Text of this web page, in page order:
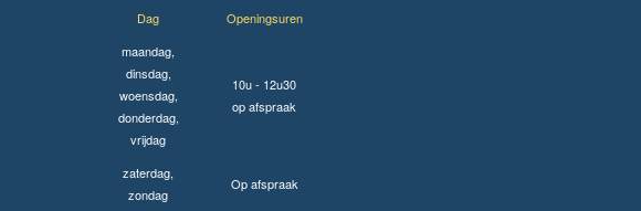
Dag
Openingsuren
maandag,
dinsdag,
woensdag,
donderdag,
vrijdag
10u - 12u30
op afspraak
zaterdag,
zondag
Op afspraak